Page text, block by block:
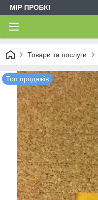
МІР ПРОБКІ
Товари та послуги
Топ продажів